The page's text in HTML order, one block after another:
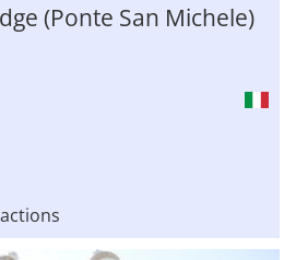
(Ponte San Michele)